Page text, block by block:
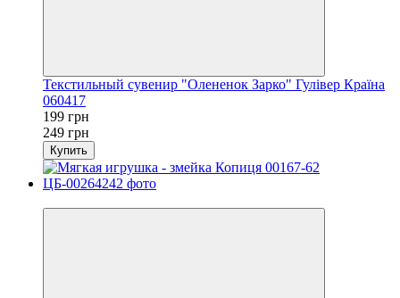
Текстильный сувенир "Олененок Зарко" Гулівер Країна
060417
199 грн
249 грн
Купить